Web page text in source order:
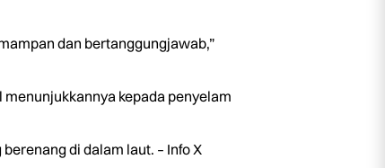
dan bertanggungjawab,”
kepada penyelam
di dalam laut. – Info X